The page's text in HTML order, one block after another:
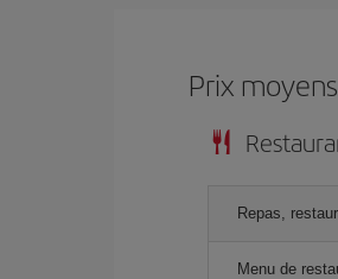
Prix
Repas,
Menu de